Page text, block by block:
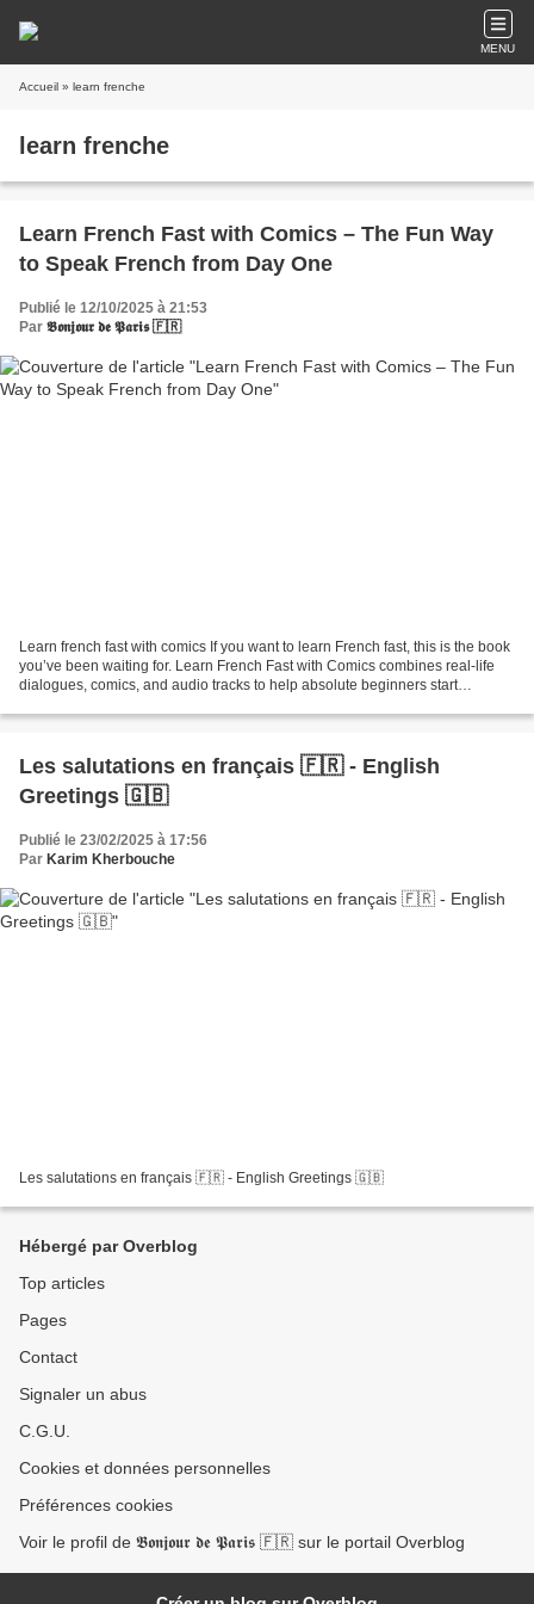
MENU
Accueil » learn frenche
learn frenche
Learn French Fast with Comics – The Fun Way
to Speak French from Day One
Publié le 12/10/2025 à 21:53
Par 𝕭𝖔𝖓𝖏𝖔𝖚𝖗 𝖉𝖊 𝕻𝖆𝖗𝖎𝖘 🇫🇷
Learn french fast with comics If you want to learn French fast, this is the book
you’ve been waiting for. Learn French Fast with Comics combines real-life
dialogues, comics, and audio tracks to help absolute beginners start
Les salutations en français 🇫🇷 - English
Greetings 🇬🇧
Publié le 23/02/2025 à 17:56
Par Karim Kherbouche
Les salutations en français 🇫🇷 - English Greetings 🇬🇧
Hébergé par Overblog
Top articles
Pages
Contact
Signaler un abus
C.G.U.
Cookies et données personnelles
Préférences cookies
Voir le profil de 𝕭𝖔𝖓𝖏𝖔𝖚𝖗 𝖉𝖊 𝕻𝖆𝖗𝖎𝖘 🇫🇷 sur le portail Overblog